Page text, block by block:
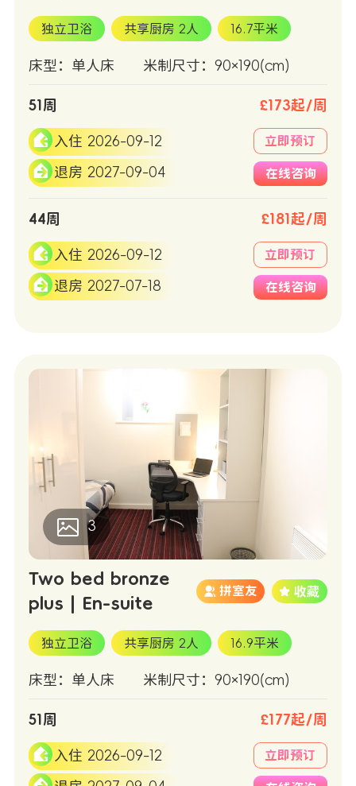
独立卫浴 共享厨房 2人 16.7平米
床型：单人床 米制尺寸：90×190(cm)
51周 £173起/周
入住 2026-09-12
退房 2027-09-04
立即预订
在线咨询
44周 £181起/周
入住 2026-09-12
退房 2027-07-18
立即预订
在线咨询
3
Two bed bronze
plus | En-suite
拼室友
独立卫浴 共享厨房 2人 16.9平米
床型：单人床 米制尺寸：90×190(cm)
51周 £177起/周
入住 2026-09-12 立即预订